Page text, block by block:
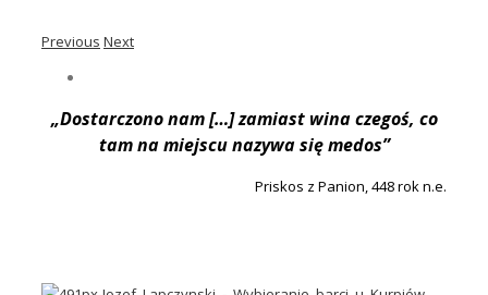
Previous Next
„Dostarczono nam […] zamiast wina czegoś, co
tam na miejscu nazywa się medos”
Priskos z Panion, 448 rok n.e.